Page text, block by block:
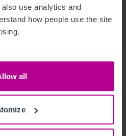
use analytics and
how people use the site
all
Pubs and Restaurants